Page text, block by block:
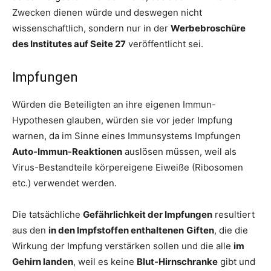
Zwecken dienen würde und deswegen nicht
wissenschaftlich, sondern nur in der Werbebroschüre
des Institutes auf Seite 27 veröffentlicht sei.
Impfungen
Würden die Beteiligten an ihre eigenen Immun-
Hypothesen glauben, würden sie vor jeder Impfung
warnen, da im Sinne eines Immunsystems Impfungen
Auto-Immun-Reaktionen auslösen müssen, weil als
Virus-Bestandteile körpereigene Eiweiße (Ribosomen
etc.) verwendet werden.
Die tatsächliche Gefährlichkeit der Impfungen resultiert
aus den in den Impfstoffen enthaltenen Giften, die die
Wirkung der Impfung verstärken sollen und die alle im
Gehirn landen, weil es keine Blut-Hirnschranke gibt und